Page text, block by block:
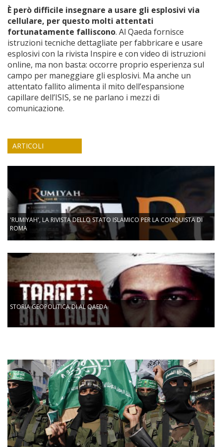
È però difficile insegnare a usare gli esplosivi via
cellulare, per questo molti attentati
fortunatamente falliscono. Al Qaeda fornisce
istruzioni tecniche dettagliate per fabbricare e usare
esplosivi con la rivista Inspire e con video di istruzioni
online, ma non basta: occorre proprio esperienza sul
campo per maneggiare gli esplosivi. Ma anche un
attentato fallito alimenta il mito dell’espansione
capillare dell’ISIS, se ne parlano i mezzi di
comunicazione.
ARTICOLI
'RUMIYAH', LA RIVISTA DELLO STATO ISLAMICO PER LA CONQUISTA DI
ROMA
STORIA GEOPOLITICA DI AL QAEDA